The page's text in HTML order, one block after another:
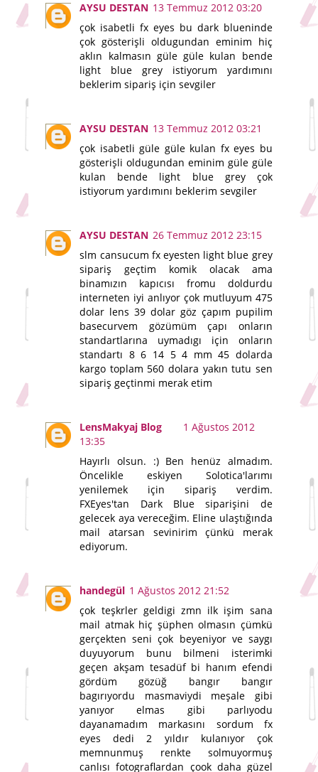
AYSU DESTAN 13 Temmuz 2012 03:20
çok isabetli fx eyes bu dark blueninde
çok gösterişli oldugundan eminim hiç
aklın kalmasın güle güle kulan bende
light blue grey istiyorum yardımını
beklerim sipariş için sevgiler
AYSU DESTAN 13 Temmuz 2012 03:21
çok isabetli güle güle kulan fx eyes bu
gösterişli oldugundan eminim güle güle
kulan bende light blue grey çok
istiyorum yardımını beklerim sevgiler
AYSU DESTAN 26 Temmuz 2012 23:15
slm cansucum fx eyesten light blue grey
sipariş geçtim komik olacak ama
binamızın kapıcısı fromu doldurdu
interneten iyi anlıyor çok mutluyum 475
dolar lens 39 dolar göz çapım pupilim
basecurvem gözümüm çapı onların
standartlarına uymadıgı için onların
standartı 8 6 14 5 4 mm 45 dolarda
kargo toplam 560 dolara yakın tutu sen
sipariş geçtinmi merak etim
LensMakyaj Blog
1 Ağustos 2012
13:35
Hayırlı olsun. :) Ben henüz almadım.
Öncelikle eskiyen Solotica'larımı
yenilemek için sipariş verdim.
FXEyes'tan Dark Blue siparişini de
gelecek aya vereceğim. Eline ulaştığında
mail atarsan sevinirim çünkü merak
ediyorum.
handegül 1 Ağustos 2012 21:52
çok teşkrler geldigi zmn ilk işim sana
mail atmak hiç şüphen olmasın çümkü
gerçekten seni çok beyeniyor ve saygı
duyuyorum bunu bilmeni isterimki
geçen akşam tesadüf bi hanım efendi
gördüm gözüğ bangır bangır
bagırıyordu masmaviydi meşale gibi
yanıyor elmas gibi parlıyodu
dayanamadım markasını sordum fx
eyes dedi 2 yıldır kulanıyor çok
memnunmuş renkte solmuyormuş
canlısı fotograflardan çook daha güzel